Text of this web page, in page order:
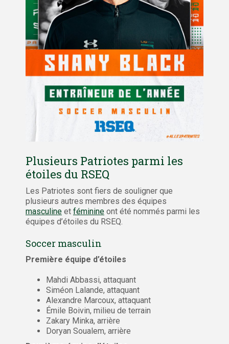
Plusieurs Patriotes parmi les
étoiles du RSEQ
Les Patriotes sont fiers de souligner que
plusieurs autres membres des équipes
masculine et féminine ont été nommés parmi les
équipes d’étoiles du RSEQ.
Soccer masculin
Première équipe d’étoiles
Mahdi Abbassi, attaquant
Siméon Lalande, attaquant
Alexandre Marcoux, attaquant
Émile Boivin, milieu de terrain
Zakary Minka, arrière
Doryan Soualem, arrière